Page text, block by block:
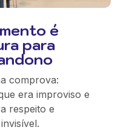
é
para
comprova:
era improviso e
respeito e